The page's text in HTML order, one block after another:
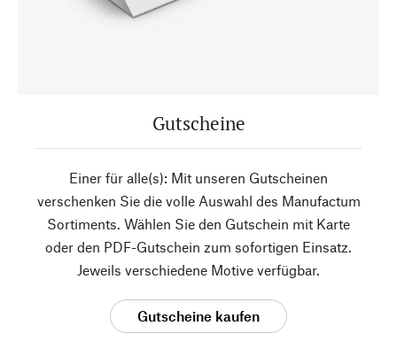
Gutscheine
Einer für alle(s): Mit unseren Gutscheinen
verschenken Sie die volle Auswahl des Manufactum
Sortiments. Wählen Sie den Gutschein mit Karte
oder den PDF-Gutschein zum sofortigen Einsatz.
Jeweils verschiedene Motive verfügbar.
Gutscheine kaufen